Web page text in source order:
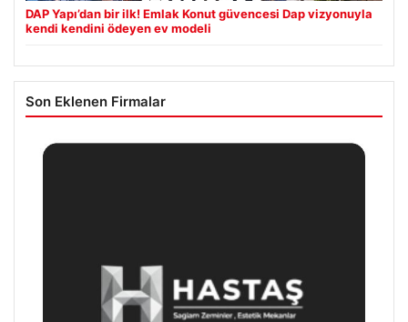
DAP Yapı’dan bir ilk! Emlak Konut güvencesi Dap vizyonuyla
kendi kendini ödeyen ev modeli
Son Eklenen Firmalar